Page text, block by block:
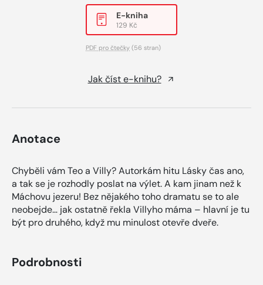
E-kniha
129 Kč
PDF pro čtečky (56 stran)
Jak číst e-knihu?
Anotace
Chyběli vám Teo a Villy? Autorkám hitu Lásky čas ano,
a tak se je rozhodly poslat na výlet. A kam jinam než k
Máchovu jezeru! Bez nějakého toho dramatu se to ale
neobejde… jak ostatně řekla Villyho máma – hlavní je tu
být pro druhého, když mu minulost otevře dveře.
Podrobnosti